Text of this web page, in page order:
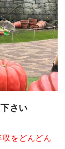
さい
収をどんどん